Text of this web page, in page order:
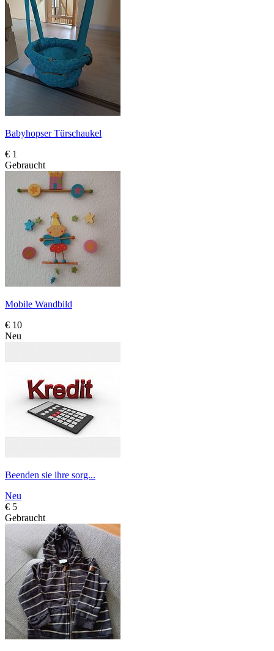
Babyhopser Türschaukel
€ 1
Gebraucht
Mobile Wandbild
€ 10
Neu
Beenden sie ihre sorg...
Neu
€ 5
Gebraucht